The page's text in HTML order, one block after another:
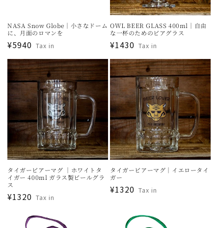
NASA Snow Globe｜小さなドーム
に、月面のロマンを
通
常
価
格
¥5940 Tax in
OWL BEER GLASS 400ml｜自由
な一杯のためのビアグラス
通
常
価
格
¥1430 Tax in
タイガービアーマグ ｜ホワイトタ
イガー 400ml ガラス製ビールグラ
ス
通
¥1320 Tax in
タイガービアーマグ｜イエロータイ
ガー
通
¥1320 Tax in